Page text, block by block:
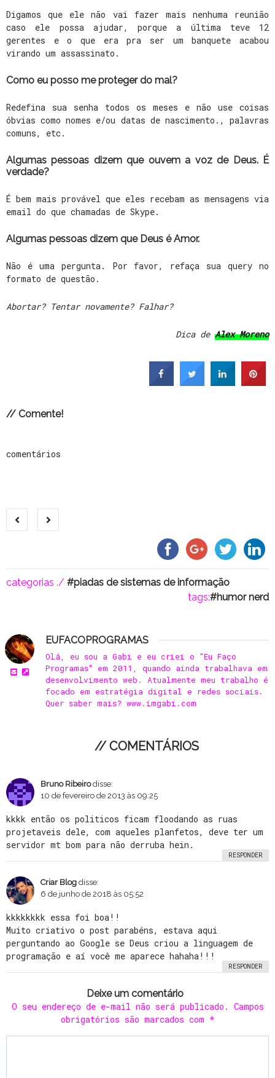
Digamos que ele não vai fazer mais nenhuma reunião
caso ele possa ajudar, porque a última teve 12
gerentes e o que era pra ser um banquete acabou
virando um assassinato.
Como eu posso me proteger do mal?
Redefina sua senha todos os meses e não use coisas
óbvias como nomes e/ou datas de nascimento., palavras
comuns, etc.
Algumas pessoas dizem que ouvem a voz de Deus. É
verdade?
É bem mais provável que eles recebam as mensagens via
email do que chamadas de Skype.
Algumas pessoas dizem que Deus é Amor.
Não é uma pergunta. Por favor, refaça sua query no
formato de questão.
Abortar? Tentar novamente? Falhar?
Dica de Alex Moreno
// Comente!
comentários
categorias ./
piadas de sistemas de informação
tags:
humor nerd
EUFACOPROGRAMAS
Olá, eu sou a Gabi e eu criei o "Eu Faço
Programas" em 2011, quando ainda trabalhava em
desenvolvimento web. Atualmente meu trabalho é
focado em estratégia digital e redes sociais.
Quer saber mais? www.imgabi.com
// COMENTÁRIOS
Bruno Ribeiro disse:
10 de fevereiro de 2013 às 09:25
kkkk então os politicos ficam floodando as ruas
projetaveis dele, com aqueles planfetos, deve ter um
servidor mt bom para não derruba hein.
RESPONDER
Criar Blog disse:
6 de junho de 2018 às 05:52
kkkkkkkk essa foi boa!!
Muito criativo o post parabéns, estava aqui
perguntando ao Google se Deus criou a linguagem de
programação e aí você me aparece hahaha!!!
RESPONDER
Deixe um comentário
O seu endereço de e-mail não será publicado. Campos
obrigatórios são marcados com *